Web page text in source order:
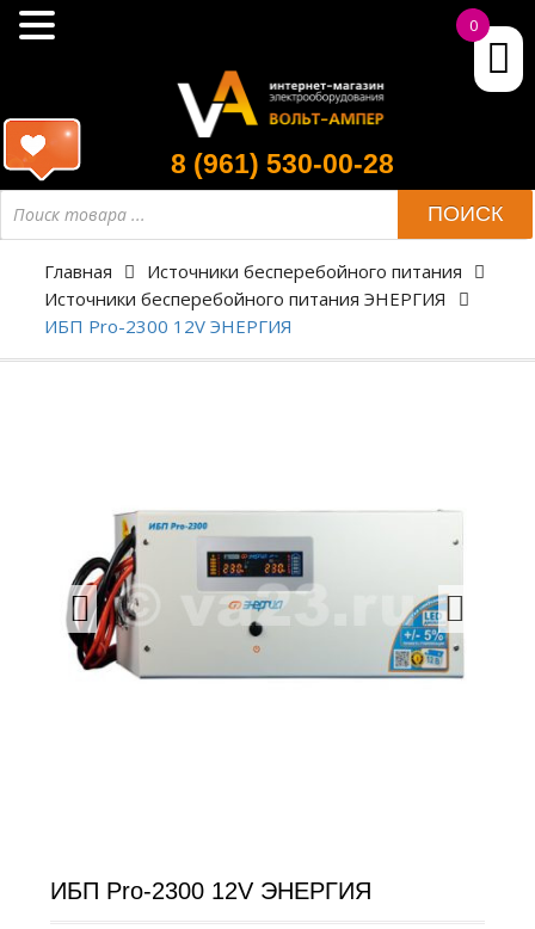
8 (961) 530-00-28
ПОИСК
Главная
Источники бесперебойного питания
Источники бесперебойного питания ЭНЕРГИЯ
ИБП Pro-2300 12V ЭНЕРГИЯ
ИБП Pro-2300 12V ЭНЕРГИЯ
0